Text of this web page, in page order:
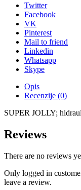
Twitter
Facebook
VK
Pinterest
Mail to friend
Linkedin
Whatsapp
Skype
Opis
Recenzije (0)
SUPER JOLLY;
Reviews
There are no reviews
Only logged in
leave a review.